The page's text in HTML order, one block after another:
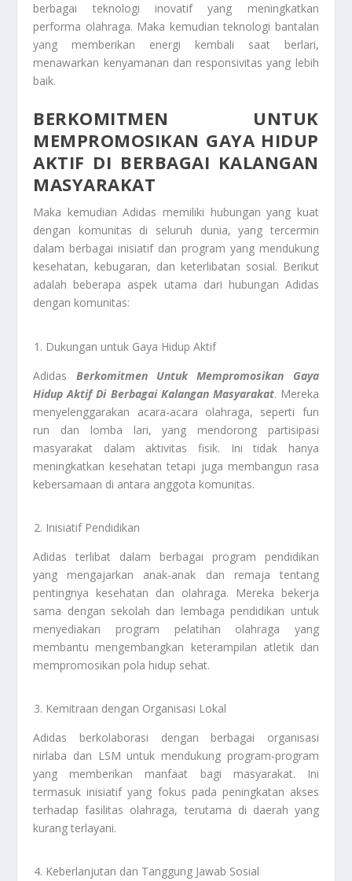
berbagai teknologi inovatif yang meningkatkan
performa olahraga. Maka kemudian teknologi bantalan
yang memberikan energi kembali saat berlari,
menawarkan kenyamanan dan responsivitas yang lebih
baik.
BERKOMITMEN UNTUK
MEMPROMOSIKAN GAYA HIDUP
AKTIF DI BERBAGAI KALANGAN
MASYARAKAT
Maka kemudian Adidas memiliki hubungan yang kuat
dengan komunitas di seluruh dunia, yang tercermin
dalam berbagai inisiatif dan program yang mendukung
kesehatan, kebugaran, dan keterlibatan sosial. Berikut
adalah beberapa aspek utama dari hubungan Adidas
dengan komunitas:
Dukungan untuk Gaya Hidup Aktif
Adidas Berkomitmen Untuk Mempromosikan Gaya
Hidup Aktif Di Berbagai Kalangan Masyarakat. Mereka
menyelenggarakan acara-acara olahraga, seperti fun
run dan lomba lari, yang mendorong partisipasi
masyarakat dalam aktivitas fisik. Ini tidak hanya
meningkatkan kesehatan tetapi juga membangun rasa
kebersamaan di antara anggota komunitas.
Inisiatif Pendidikan
Adidas terlibat dalam berbagai program pendidikan
yang mengajarkan anak-anak dan remaja tentang
pentingnya kesehatan dan olahraga. Mereka bekerja
sama dengan sekolah dan lembaga pendidikan untuk
menyediakan program pelatihan olahraga yang
membantu mengembangkan keterampilan atletik dan
mempromosikan pola hidup sehat.
Kemitraan dengan Organisasi Lokal
Adidas berkolaborasi dengan berbagai organisasi
nirlaba dan LSM untuk mendukung program-program
yang memberikan manfaat bagi masyarakat. Ini
termasuk inisiatif yang fokus pada peningkatan akses
terhadap fasilitas olahraga, terutama di daerah yang
kurang terlayani.
Keberlanjutan dan Tanggung Jawab Sosial